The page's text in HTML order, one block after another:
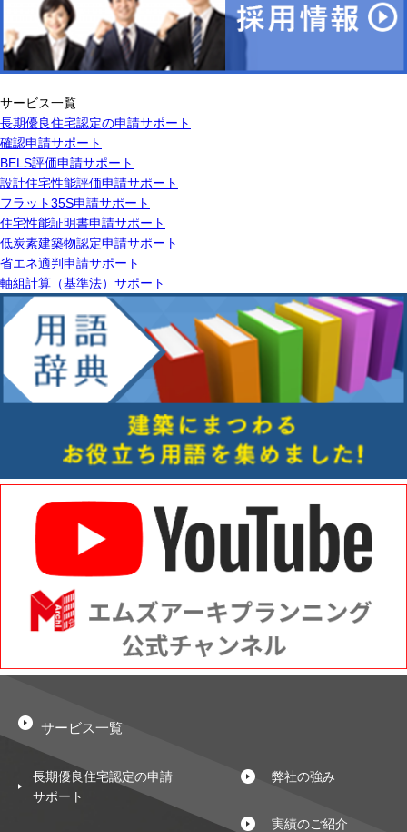
サービス一覧
長期優良住宅認定の申請サポート
確認申請サポート
BELS評価申請サポート
設計住宅性能評価申請サポート
フラット35S申請サポート
住宅性能証明書申請サポート
低炭素建築物認定申請サポート
省エネ適判申請サポート
軸組計算（基準法）サポート
サービス一覧
長期優良住宅認定の申請
サポート
弊社の強み
実績のご紹介